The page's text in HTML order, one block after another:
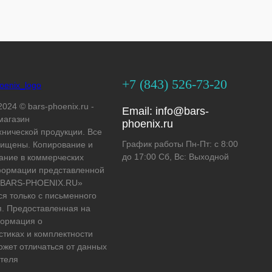
© bars-phoenix.ru -
продукции. Все
Копирование и
в коммерческих
представленной
PHOENIX.RU»
только с письменного
Предоставленная на
о
и комплектности
отличаться от данных
+7 (843) 526-73-20
Email: info@bars-
phoenix.ru
График работы Пн-Пт: с 8:00
до 17:00 Сб, Вс: Выходной